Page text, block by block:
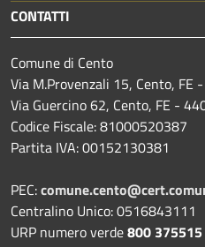
CONTATTI
Comune di Cento
Via M.Provenzali 15, Cento, FE
Via Guercino 62, Cento, FE -
Codice Fiscale: 81000520387
Partita IVA: 00152130381
PEC:
Centralino Unico: 0516843111
URP numero verde800 375515